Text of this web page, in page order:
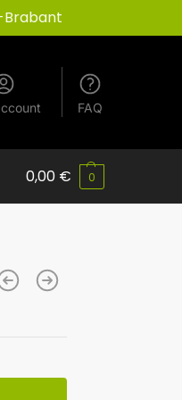
Brabant
FAQ
0,00 € 0